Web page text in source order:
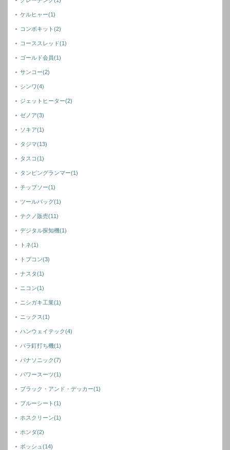
ケルヒャー(1)
コンボキット(2)
コーススレッド(1)
ゴールド会員(1)
サンコー(2)
シンワ(4)
ジェットヒーター(2)
ゼノア(3)
ソキア(1)
タジマ(13)
タスコ(1)
タンピングランマー(1)
チップソー(1)
ツールバッグ(1)
テクノ販売(11)
デジタル探知機(1)
トネ(1)
トプコン(3)
ナスタ(1)
ニコン(1)
ニシガキ工業(1)
ニックス(1)
ハンウェイテック(4)
バラ釘打ち機(1)
パナソニック(7)
パワースーツ(1)
ブラック・アンド・デッカー(1)
ブルーシート(1)
ホスクリーン(1)
ホンダ(2)
ボッシュ (14)